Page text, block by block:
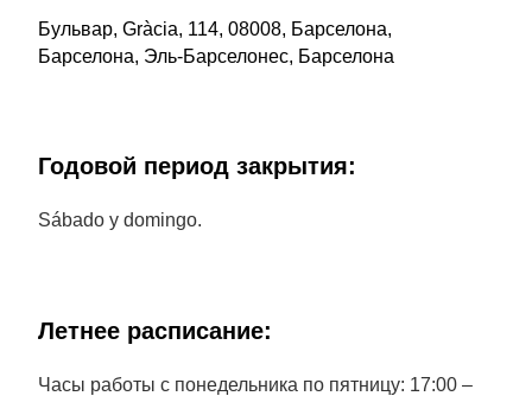
Бульвар, Gràcia, 114, 08008, Барселона,
Барселона, Эль-Барселонес, Барселона
Годовой период закрытия:
Sábado y domingo.
Летнее расписание:
Часы работы с понедельника по пятницу: 17:00 –